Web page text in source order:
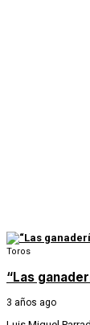
Toros
“Las
3 años ago